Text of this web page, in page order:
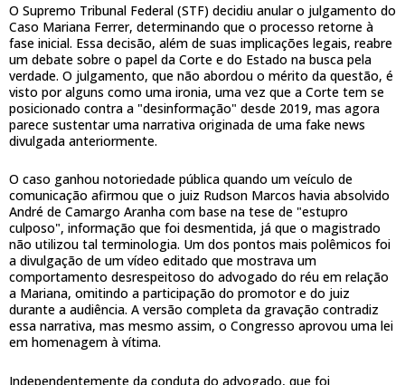
O Supremo Tribunal Federal (STF) decidiu anular o julgamento do
Caso Mariana Ferrer, determinando que o processo retorne à
fase inicial. Essa decisão, além de suas implicações legais, reabre
um debate sobre o papel da Corte e do Estado na busca pela
verdade. O julgamento, que não abordou o mérito da questão, é
visto por alguns como uma ironia, uma vez que a Corte tem se
posicionado contra a "desinformação" desde 2019, mas agora
parece sustentar uma narrativa originada de uma fake news
divulgada anteriormente.
O caso ganhou notoriedade pública quando um veículo de
comunicação afirmou que o juiz Rudson Marcos havia absolvido
André de Camargo Aranha com base na tese de "estupro
culposo", informação que foi desmentida, já que o magistrado
não utilizou tal terminologia. Um dos pontos mais polêmicos foi
a divulgação de um vídeo editado que mostrava um
comportamento desrespeitoso do advogado do réu em relação
a Mariana, omitindo a participação do promotor e do juiz
durante a audiência. A versão completa da gravação contradiz
essa narrativa, mas mesmo assim, o Congresso aprovou uma lei
em homenagem à vítima.
Independentemente da conduta do advogado, que foi